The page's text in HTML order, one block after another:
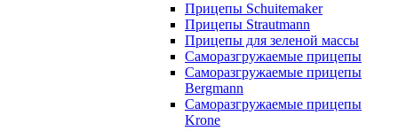
Прицепы Schuitemaker
Прицепы Strautmann
Прицепы для зеленой массы
Саморазгружаемые прицепы
Саморазгружаемые прицепы
Bergmann
Саморазгружаемые прицепы
Krone